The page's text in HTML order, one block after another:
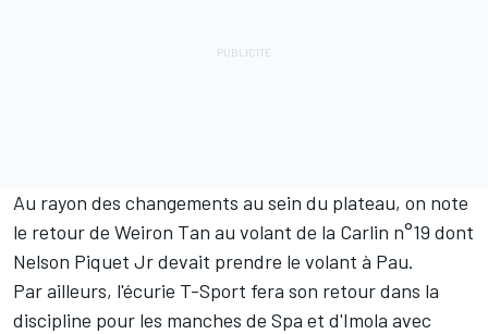
Au rayon des changements au sein du plateau, on note
le retour de Weiron Tan au volant de la Carlin n°19 dont
Nelson Piquet Jr devait prendre le volant à Pau.
Par ailleurs, l'écurie T-Sport fera son retour dans la
discipline pour les manches de Spa et d'Imola avec